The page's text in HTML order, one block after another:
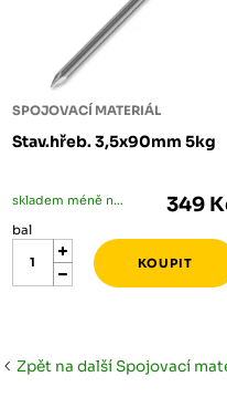
SPOJOVACÍ MATERIÁL
Stav.hřeb. 3,5x90mm 5kg
skladem méně než 5 bal 349
bal
Zpět na další Spojovací